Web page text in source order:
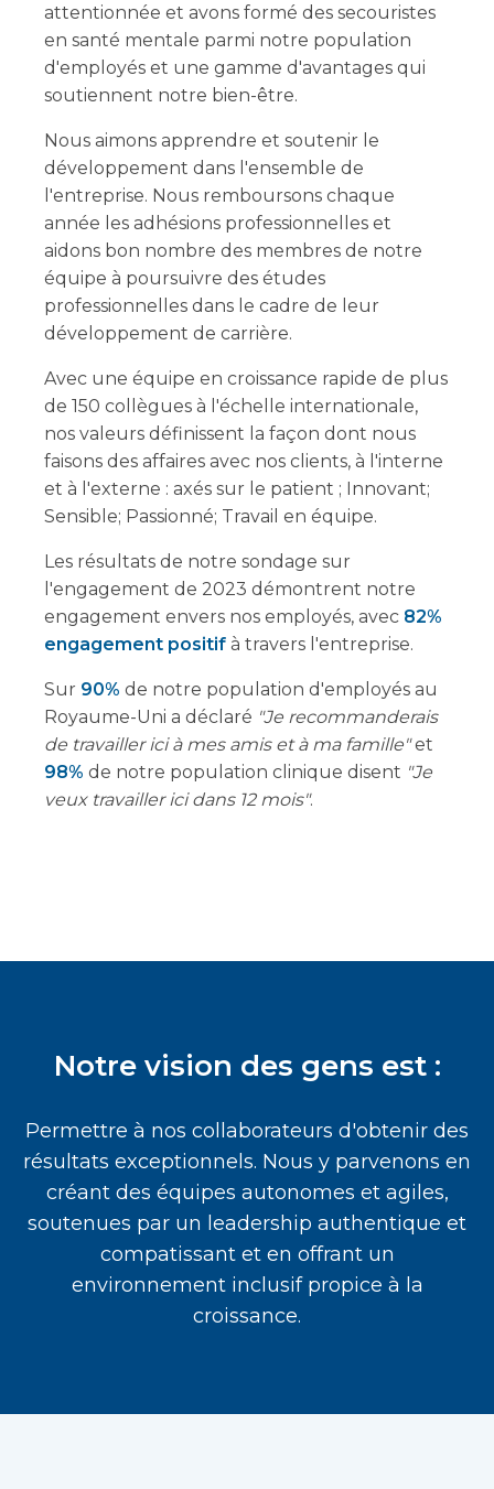
attentionnée et avons formé des secouristes
en santé mentale parmi notre population
d'employés et une gamme d'avantages qui
soutiennent notre bien-être.
Nous aimons apprendre et soutenir le
développement dans l'ensemble de
l'entreprise. Nous remboursons chaque
année les adhésions professionnelles et
aidons bon nombre des membres de notre
équipe à poursuivre des études
professionnelles dans le cadre de leur
développement de carrière.
Avec une équipe en croissance rapide de plus
de 150 collègues à l'échelle internationale,
nos valeurs définissent la façon dont nous
faisons des affaires avec nos clients, à l'interne
et à l'externe : axés sur le patient ; Innovant;
Sensible; Passionné; Travail en équipe.
Les résultats de notre sondage sur
l'engagement de 2023 démontrent notre
engagement envers nos employés, avec 82%
engagement positif à travers l'entreprise.
Sur 90% de notre population d'employés au
Royaume-Uni a déclaré "Je recommanderais
de travailler ici à mes amis et à ma famille"et
98% de notre population clinique disent "Je
veux travailler ici dans 12 mois".
Notre vision des gens est :
Permettre à nos collaborateurs d'obtenir des
résultats exceptionnels. Nous y parvenons en
créant des équipes autonomes et agiles,
soutenues par un leadership authentique et
compatissant et en offrant un
environnement inclusif propice à la
croissance.